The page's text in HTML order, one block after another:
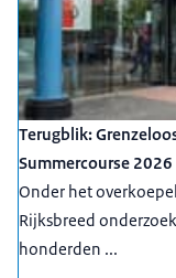
Terugblik:
Summercourse 2026
Onder het
Rijksbreed
honderden ...